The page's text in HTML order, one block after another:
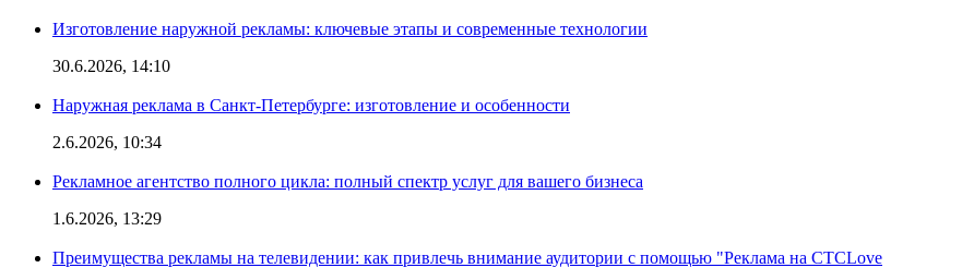
Изготовление наружной рекламы: ключевые этапы и современные технологии
30.6.2026, 14:10
Наружная реклама в Санкт-Петербурге: изготовление и особенности
2.6.2026, 10:34
Рекламное агентство полного цикла: полный спектр услуг для вашего бизнеса
1.6.2026, 13:29
Преимущества рекламы на телевидении: как привлечь внимание аудитории с помощью "Реклама на СТСLove